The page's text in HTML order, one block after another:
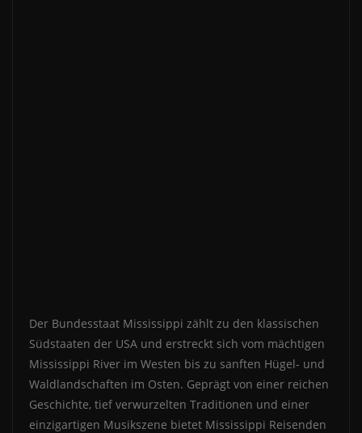
Der Bundesstaat Mississippi zählt zu den klassischen
Südstaaten der USA und erstreckt sich vom mächtigen
Mississippi River im Westen bis zu sanften Hügel- und
Waldlandschaften im Osten. Geprägt von einer reichen
Geschichte, tief verwurzelten Traditionen und einer
einzigartigen Musikszene bietet Mississippi Reisenden